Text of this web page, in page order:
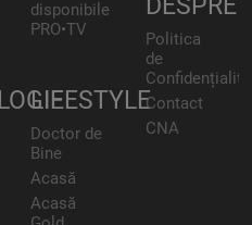
disponibile
PRO•TV
LIFESTYLE
Doctor de
Bine
Acasă
Acasă
Politica
de
Contact
CNA